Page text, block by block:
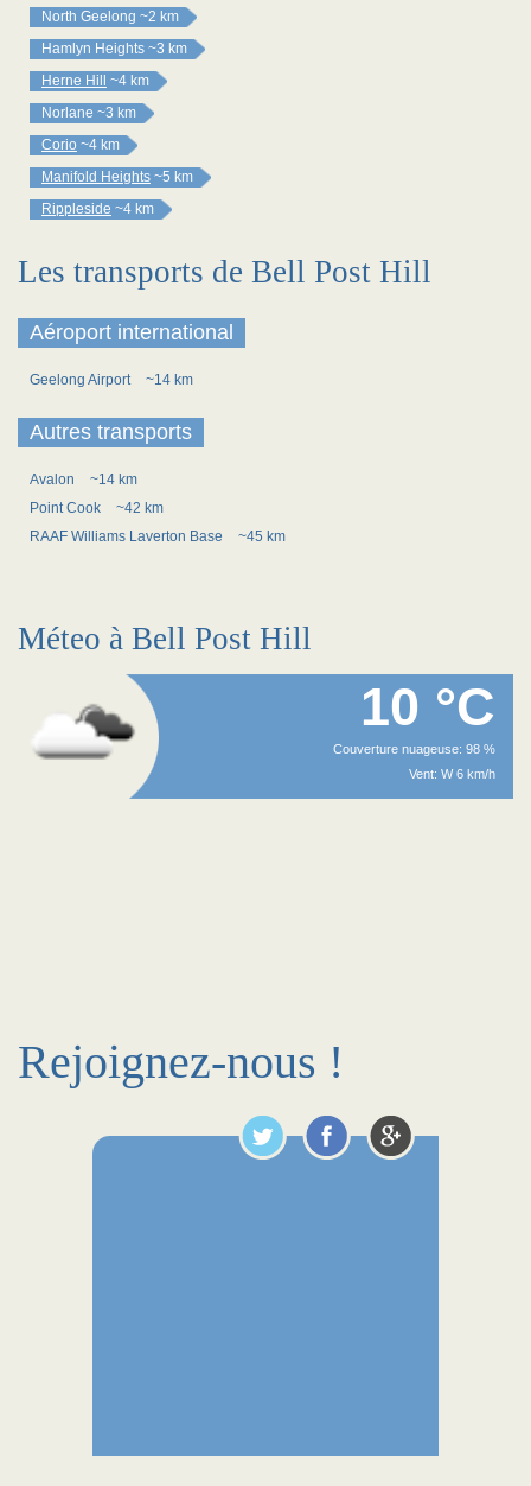
North Geelong ~2 km
Hamlyn Heights ~3 km
Herne Hill
~4 km
Norlane ~3 km
Corio ~4 km
Manifold Heights ~5 km
Rippleside ~4 km
Les transports de Bell Post Hill
Aéroport international
Geelong Airport ~14 km
Autres transports
Avalon
~14 km
Point Cook
~42 km
RAAF Williams Laverton Base
~45 km
Méteo à Bell Post Hill
10 °C
Couverture nuageuse: 98 %
Vent: W 6 km/h
Rejoignez-nous !